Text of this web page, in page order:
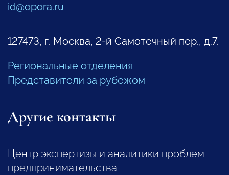
id@opora.ru
127473, г. Москва, 2-й Самотечный пер., д.7.
Региональные отделения
Представители за рубежом
Другие контакты
Центр экспертизы и аналитики проблем
предпринимательства